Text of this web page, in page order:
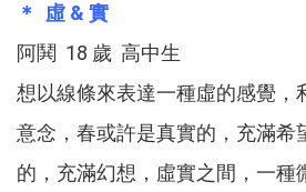
＊ 虛 & 實
阿鬨 18 歲 高中生
想以線條來表達一種虛的感覺，
意念，春或許是真實的，充滿希
的，充滿幻想，虛實之間，一種